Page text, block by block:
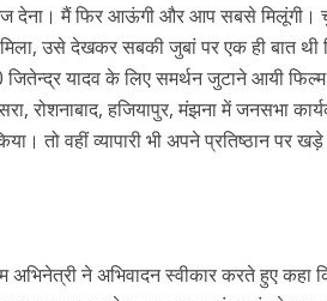
देना। मैं फिर आऊंगी और आप सबसे मिलूंगी।
मिला, उसे देखकर सबकी जुबां पर एक ही बात
जितेन्द्र यादव के लिए समर्थन जुटाने आयी
रोशनाबाद, हजियापुर, मंझना में जनसभा
तो वहीं व्यापारी भी अपने प्रतिष्ठान
अभिनेत्री ने अभिवादन स्वीकार करते हुए कहा